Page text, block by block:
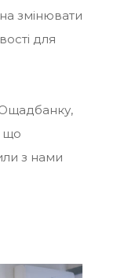
змінювати
для
Ощадбанку,
що
з нами